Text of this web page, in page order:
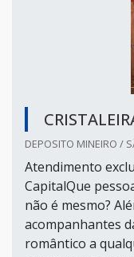
DEPOSITO MINEIRO /
Atendimento
CapitalQue
não é mesmo?
acompanhantes
romântico a